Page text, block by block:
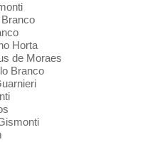
Horta
de Moraes
Branco